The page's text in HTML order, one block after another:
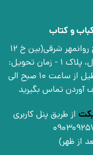
و کتاب
تهران، خ انقلاب، خ 12 فروردین، خ روانمهر شرقی(بین خ 12
فروردین و خ فخر رازی)، بن‌بست اوّل، پلاک 1 - زمان تحویل:
شنبه تا چهارشنبه به جز روزهای تعطیل از ساعت 10 صبح الی
از طریق پنل کاربری